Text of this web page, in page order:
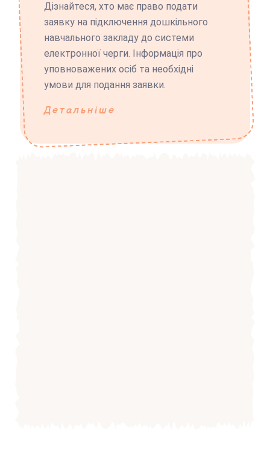
Дізнайтеся, хто має право подати
заявку на підключення дошкільного
навчального закладу до системи
електронної черги. Інформація про
уповноважених осіб та необхідні
умови для подання заявки.
Детальніше